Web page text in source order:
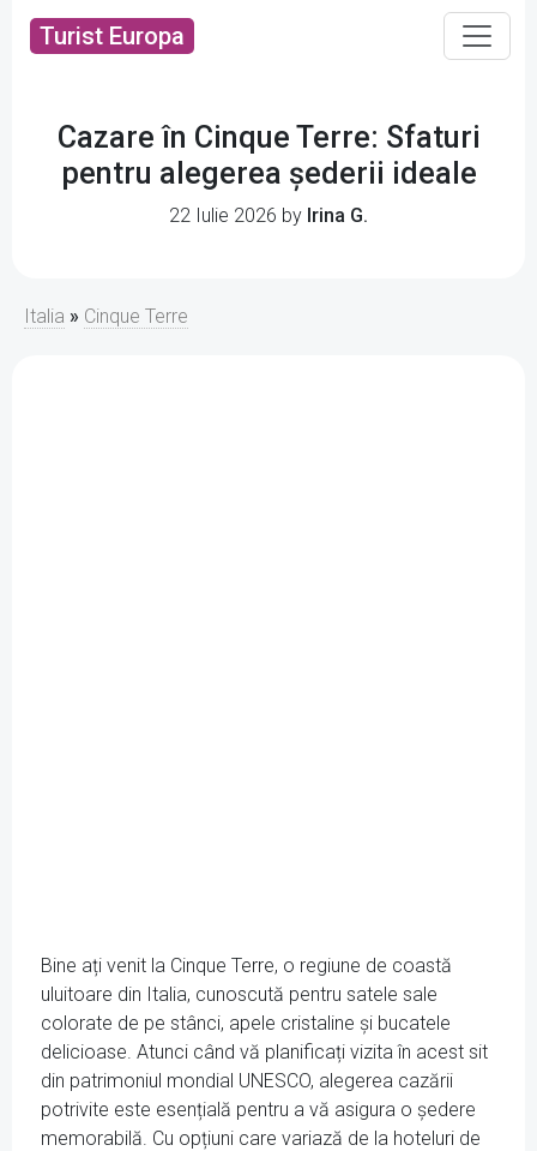
Turist Europa
Cazare în Cinque Terre: Sfaturi
pentru alegerea șederii ideale
22 Iulie 2026 by Irina G.
Italia » Cinque Terre
Bine ați venit la Cinque Terre, o regiune de coastă
uluitoare din Italia, cunoscută pentru satele sale
colorate de pe stânci, apele cristaline și bucatele
delicioase. Atunci când vă planificați vizita în acest sit
din patrimoniul mondial UNESCO, alegerea cazării
potrivite este esențială pentru a vă asigura o ședere
memorabilă. Cu opțiuni care variază de la hoteluri de